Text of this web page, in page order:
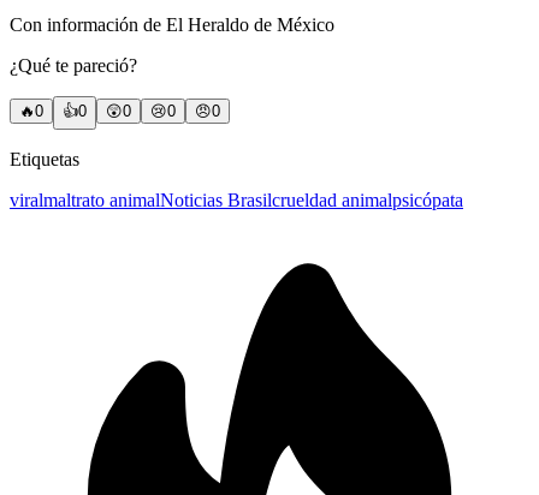
Con información de El Heraldo de México
¿Qué te pareció?
🔥0 👍0 😲0 😢0 😠0
Etiquetas
viralmaltrato animalNoticias Brasilcrueldad animalpsicópata